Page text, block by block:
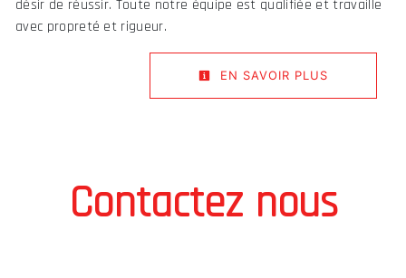
désir de réussir. Toute notre équipe est qualifiée et travaille
avec propreté et rigueur.
EN SAVOIR PLUS
Contactez nous